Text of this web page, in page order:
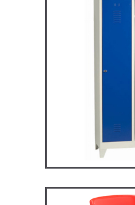
ARV2S –
salissante